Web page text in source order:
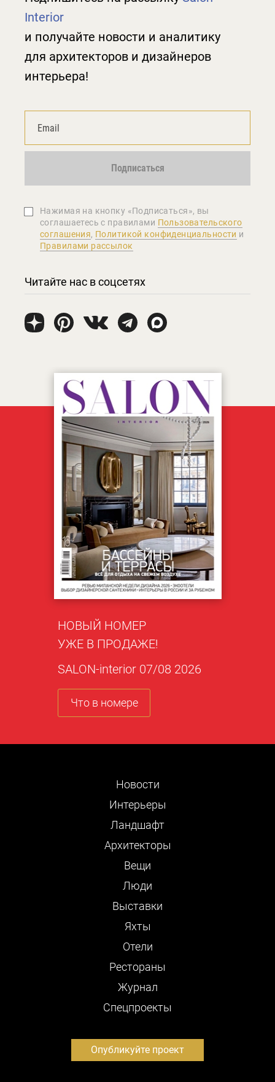
Interior
и получайте новости и аналитику
для архитекторов и дизайнеров
интерьера!
Подписаться
Нажимая на кнопку «Подписаться», вы
соглашаетеcь с правилами Пользовательского
соглашения, Политикой конфиденциальности и
Правилами рассылок
Читайте нас в соцсетях
НОВЫЙ НОМЕР
УЖЕ В ПРОДАЖЕ!
SALON-interior 07/08 2026
Что в номере
Новости
Интерьеры
Ландшафт
Архитекторы
Вещи
Люди
Выставки
Яхты
Отели
Рестораны
Журнал
Cпецпроекты
Опубликуйте проект